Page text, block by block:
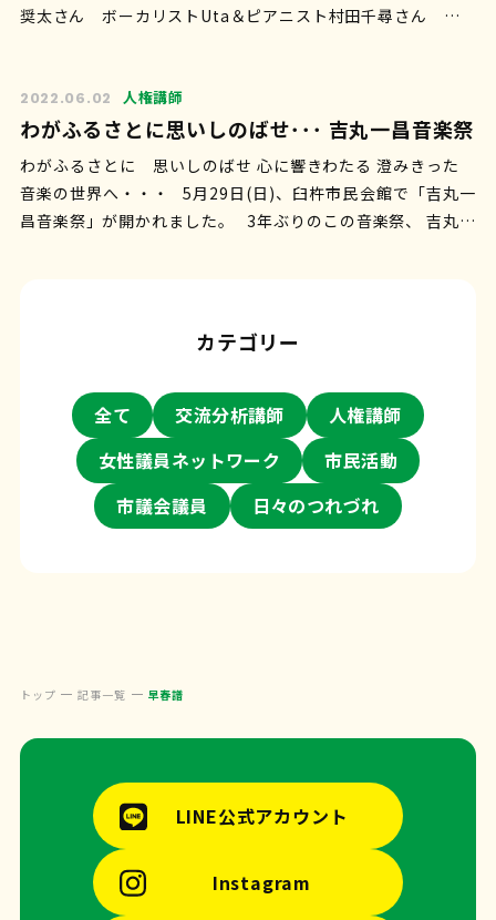
奨太さん ボーカリストUta＆ピアニスト村田千尋さん 東中
2022.06.02 人権講師
わがふるさとに思いしのばせ･･･ 吉丸一昌音楽祭
わがふるさとに 思いしのばせ 心に響きわたる 澄みきった
音楽の世界へ・・・ 5月29日(日)、臼杵市民会館で「吉丸一
昌音楽祭」が開かれました。 3年ぶりのこの音楽祭、 吉丸先
カテゴリー
全て 交流分析講師
人権講師
女性議員ネットワーク
市民活動
市議会議員
日々のつれづれ
トップ 記事一覧 早春譜
LINE公式アカウント
Instagram